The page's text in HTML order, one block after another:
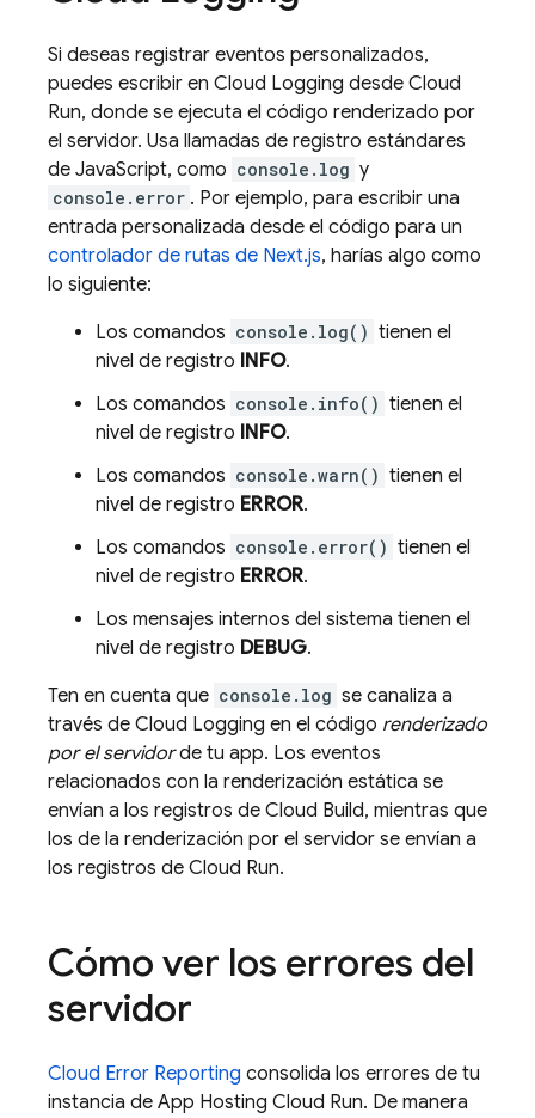
Si deseas registrar eventos personalizados,
puedes escribir en Cloud Logging desde Cloud
Run, donde se ejecuta el código renderizado por
el servidor. Usa llamadas de registro estándares
de JavaScript, como console.log y
console.error . Por ejemplo, para escribir una
entrada personalizada desde el código para un
controlador de rutas de Next.js, harías algo como
lo siguiente:
Los comandos console.log() tienen el
nivel de registro INFO.
Los comandos console.info() tienen el
nivel de registro INFO.
Los comandos console.warn() tienen el
nivel de registro ERROR.
Los comandos console.error() tienen el
nivel de registro ERROR.
Los mensajes internos del sistema tienen el
nivel de registro DEBUG.
Ten en cuenta que console.log se canaliza a
través de Cloud Logging en el código renderizado
por el servidorde tu app. Los eventos
relacionados con la renderización estática se
envían a los registros de Cloud Build, mientras que
los de la renderización por el servidor se envían a
los registros de Cloud Run.
Cómo ver los errores del
servidor
Cloud Error Reporting consolida los errores de tu
instancia de App Hosting Cloud Run. De manera